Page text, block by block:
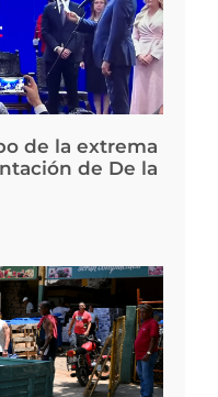
de la extrema
de De la